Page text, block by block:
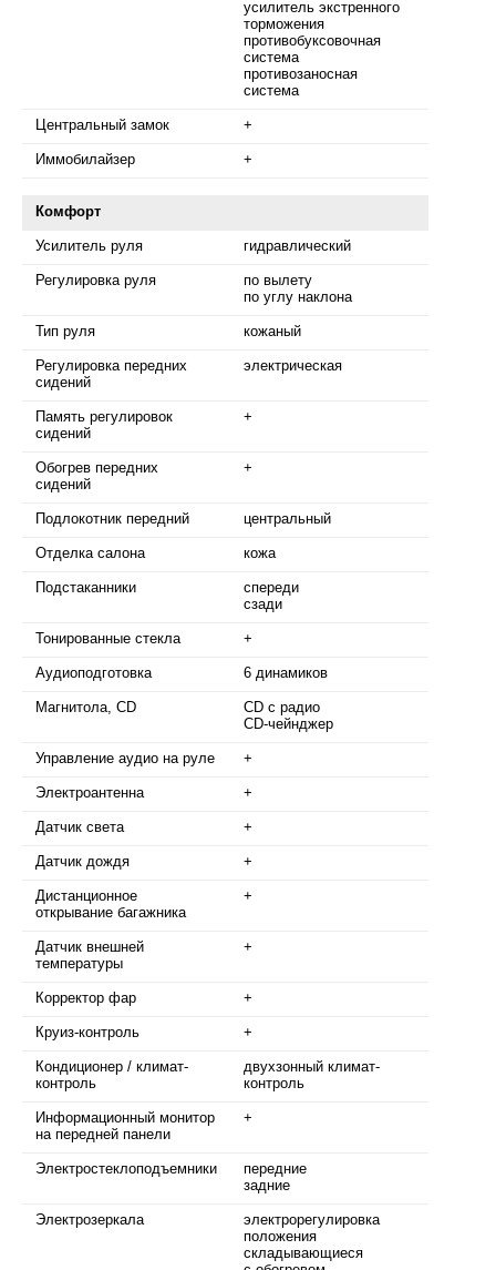
усилитель экстренного
торможения
противобуксовочная
система
противозаносная
система
Центральный замок +
Иммобилайзер +
Комфорт
Усилитель руля гидравлический
Регулировка руля
по вылету
по углу наклона
Тип руля кожаный
Регулировка передних
сидений
электрическая
Память регулировок
сидений
+
Обогрев передних
сидений
+
Подлокотник передний центральный
Отделка салона кожа
Подстаканники
спереди
сзади
Тонированные стекла +
Аудиоподготовка 6 динамиков
Магнитола, CD
CD с радио
CD-чейнджер
Управление аудио на руле +
Электроантенна +
Датчик света +
Датчик дождя +
Дистанционное
открывание багажника
+
Датчик внешней
температуры
+
Корректор фар +
Круиз-контроль +
Кондиционер / климат-
контроль
двухзонный климат-
контроль
Информационный монитор
на передней панели
+
Электростеклоподъемники
передние
задние
Электрозеркала
электрорегулировка
положения
складывающиеся